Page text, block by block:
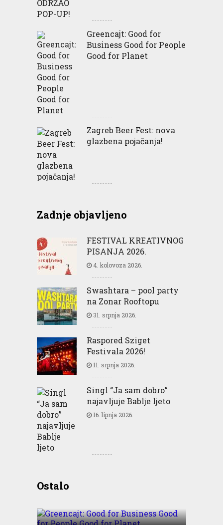
Greencajt: Good for
Business Good for People
Good for Planet
Zagreb Beer Fest: nova
glazbena pojačanja!
Zadnje objavljeno
FESTIVAL KREATIVNOG
PISANJA 2026.
4. kolovoza 2026.
Swashtara – pool party
na Zonar Rooftopu
31. srpnja 2026.
Raspored Sziget
Festivala 2026!
11. srpnja 2026.
Singl “Ja sam dobro”
najavljuje Bablje ljeto
16. lipnja 2026.
OstaloBusiness Good for People